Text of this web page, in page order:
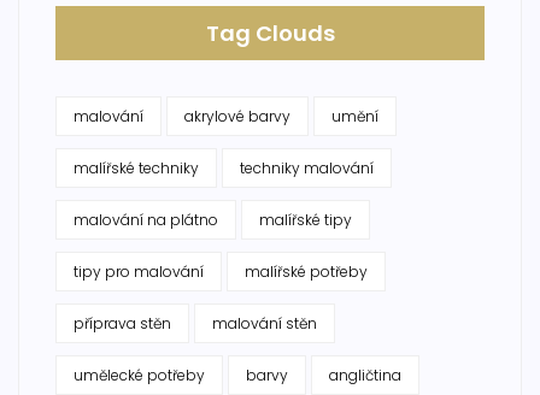
Tag Clouds
malování akrylové barvy umění
malířské techniky techniky malování
malování na plátno malířské tipy
tipy pro malování malířské potřeby
příprava stěn malování stěn
umělecké potřeby barvy angličtina